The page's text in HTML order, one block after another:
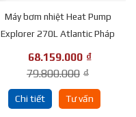
Máy bơm nhiệt Heat Pump
Explorer 270L Atlantic Pháp
68.159.000 ₫
79.800.000 ₫
Chi tiết Tư vấn